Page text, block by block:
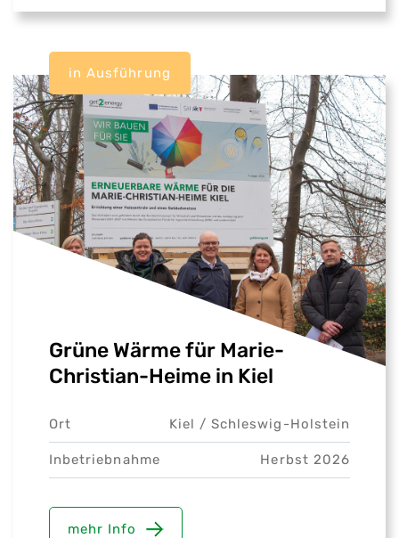
in Ausführung
Grüne Wärme für Marie-
Christian-Heime in Kiel
Ort Kiel /Schleswig-Holstein
Inbetriebnahme Herbst 2026
mehr Info